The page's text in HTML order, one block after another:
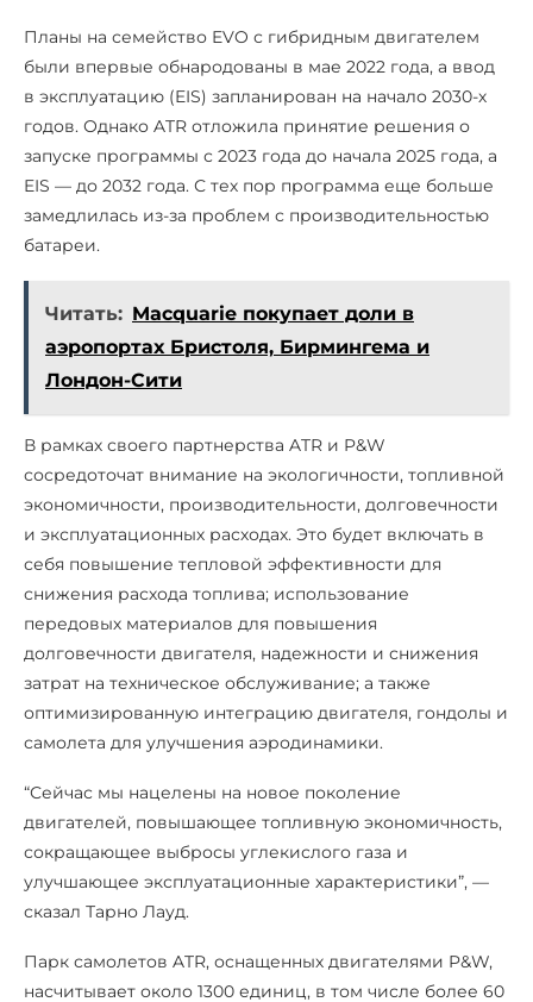
Планы на семейство EVO с гибридным двигателем
были впервые обнародованы в мае 2022 года, а ввод
в эксплуатацию (EIS) запланирован на начало 2030-х
годов. Однако ATR отложила принятие решения о
запуске программы с 2023 года до начала 2025 года, а
EIS — до 2032 года. С тех пор программа еще больше
замедлилась из-за проблем с производительностью
батареи.
Читать: Macquarie покупает доли в
аэропортах Бристоля, Бирмингема и
Лондон-Сити
В рамках своего партнерства ATR и P&W
сосредоточат внимание на экологичности, топливной
экономичности, производительности, долговечности
и эксплуатационных расходах. Это будет включать в
себя повышение тепловой эффективности для
снижения расхода топлива; использование
передовых материалов для повышения
долговечности двигателя, надежности и снижения
затрат на техническое обслуживание; а также
оптимизированную интеграцию двигателя, гондолы и
самолета для улучшения аэродинамики.
“Сейчас мы нацелены на новое поколение
двигателей, повышающее топливную экономичность,
сокращающее выбросы углекислого газа и
улучшающее эксплуатационные характеристики”, —
сказал Тарно Лауд.
Парк самолетов ATR, оснащенных двигателями P&W,
насчитывает около 1300 единиц, в том числе более 60